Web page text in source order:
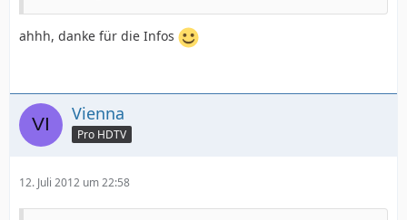
ahhh, danke für die Infos
Vienna
Pro HDTV
12. Juli 2012 um 22:58